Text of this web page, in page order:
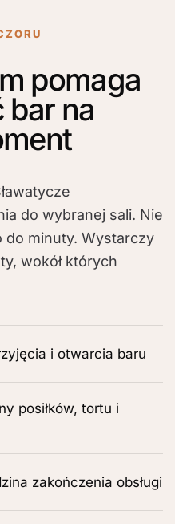
pomaga
na
do wybranej sali. Nie
minuty. Wystarczy
wokół których
i otwarcia baru
posiłków, tortu i
zakończenia obsługi